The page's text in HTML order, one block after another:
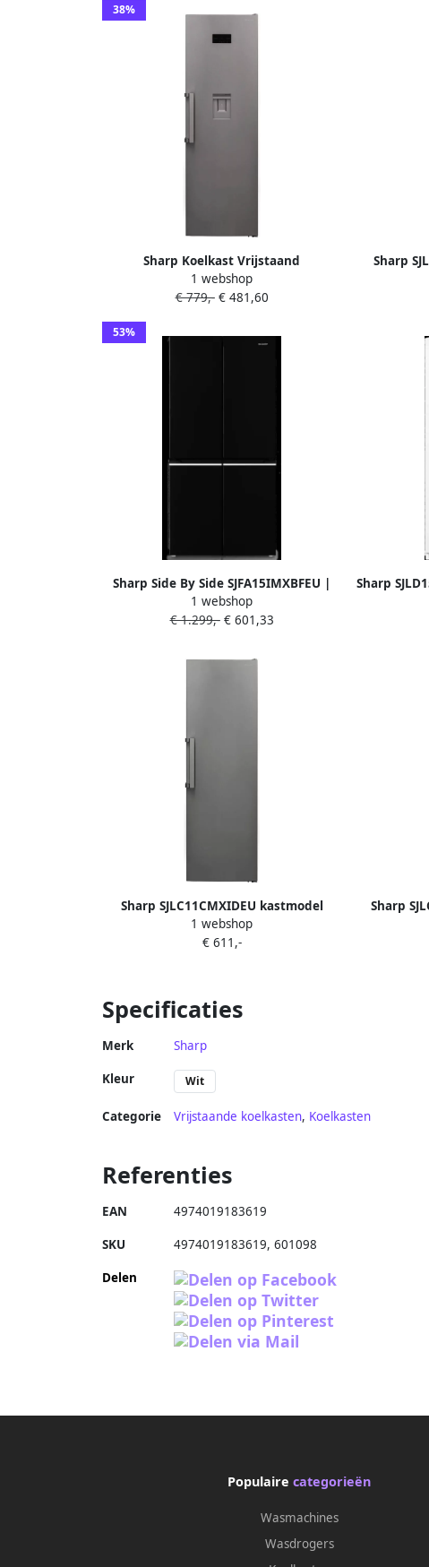
38%
Sharp Koelkast Vrijstaand
SJLC41CHDIEEU | Vrijstaande
koelkasten | Keuken&Koken
1 webshop
€ 779,-€ 481,60
Sharp
53%
Sharp Side By Side SJFA15IMXBFEU |
Vrijstaande koelkasten |
Keuken&Koken Koelkasten |
1 webshop
€ 1.299,-€ 601,33
Sharp
energie
Sharp SJLC11CMXIDEU kastmodel
koelkast No Frost 390 liter energie
label D -zilver
1 webshop
€ 611,-
Sharp
Specificaties
Merk Sharp
Kleur Wit
Categorie Vrijstaande koelkasten, Koelkasten
Referenties
EAN 4974019183619
SKU 4974019183619, 601098
Delen
Populaire categorieën
Wasmachines
Wasdrogers